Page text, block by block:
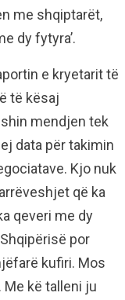
me shqiptarët,
dy fytyra’.
e kryetarit të
të kësaj
mendjen tek
data për takimin
Kjo nuk
që ka
qeveri me dy
por
kufiri. Mos
kë talleni ju